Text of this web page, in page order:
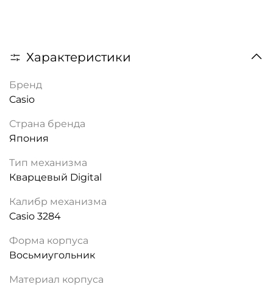
Характеристики
Бренд
Casio
Страна бренда
Япония
Тип механизма
Кварцевый Digital
Калибр механизма
Casio 3284
Форма корпуса
Восьмиугольник
Материал корпуса